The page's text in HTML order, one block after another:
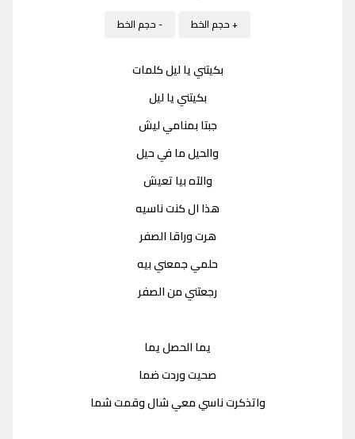
+ حجم الخط - حجم الخط
بكيتني يا ليل كلمات
بكيتني يا ليل
جبتا بمنامي ليش
والحيل ما في حيل
والآه بيا تعيش
هذا ال كنت ناسيه
هرت وراقا الصفر
حلمي جمعني بيه
رجعتني من الصفر
يما الحصل يما
صحيت وردت ضما
واتذكرت ناسي معي شال وقمت شما